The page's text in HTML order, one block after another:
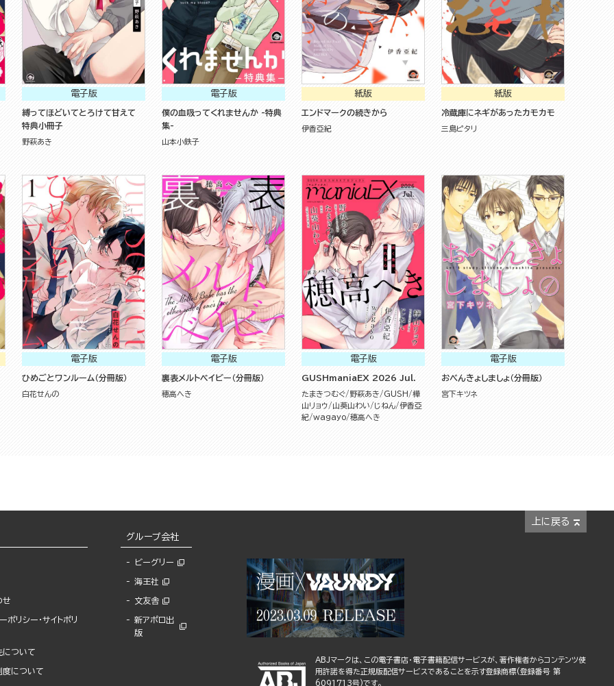
電子版
縛ってほどいてとろけて甘えて
特典小冊子
野萩あき
電子版
僕の血吸ってくれませんか -特典
集-
山本小鉄子
紙版
エンドマークの続きから
伊香亞紀
紙版
冷蔵庫にネギがあったカモカモ
三島ピタリ
電子版
ひめごとワンルーム（分冊版）
白花せんの
電子版
裏表メルトベイビー（分冊版）
穂高へき
電子版
GUSHmaniaEX 2026 Jul.
たまきつむぐ 野萩あき GUSH
樺
山リョウ
山葵山わい じねん 伊香亞
紀
wagayo 穂高へき
電子版
おべんきょしましょ（分冊版）
宮下キツネ
上に戻る
せ
ポリシー・サイトポリ
について
度について
グループ会社
ビーグリー
海王社
文友舎
新アポロ出
版
ABJマークは、この電子書店・電子書籍配信サービスが、著作権者からコンテンツ使
用許諾を得た正規版配信サービスであることを示す登録商標(登録番号 第
6091713号)です。